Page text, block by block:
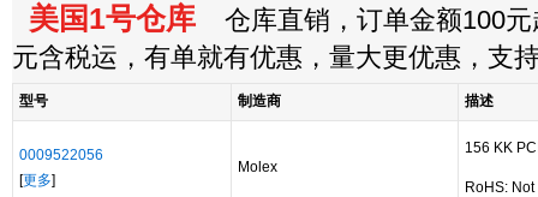
美国1号仓库 仓库直销，订单金额100元
元含税运，有单就有优惠，量大更优惠，支
型号 制造商 描述
0009522056
[更多]
Molex
156 KK
RoHS: